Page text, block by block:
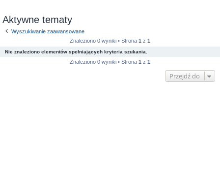
Aktywne tematy
Wyszukiwanie zaawansowane
Znaleziono 0 wyniki • Strona 1 z 1
Nie znaleziono elementów spełniających kryteria szukania.
Znaleziono 0 wyniki • Strona 1 z 1
Przejdź do